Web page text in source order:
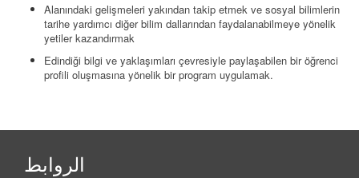
Alanındaki gelişmeleri yakından takip etmek ve sosyal bilimlerin
tarihe yardımcı diğer bilim dallarından faydalanabilmeye yönelik
yetiler kazandırmak
Edindiği bilgi ve yaklaşımları çevresiyle paylaşabilen bir öğrenci
profili oluşmasına yönelik bir program uygulamak.
الروابط